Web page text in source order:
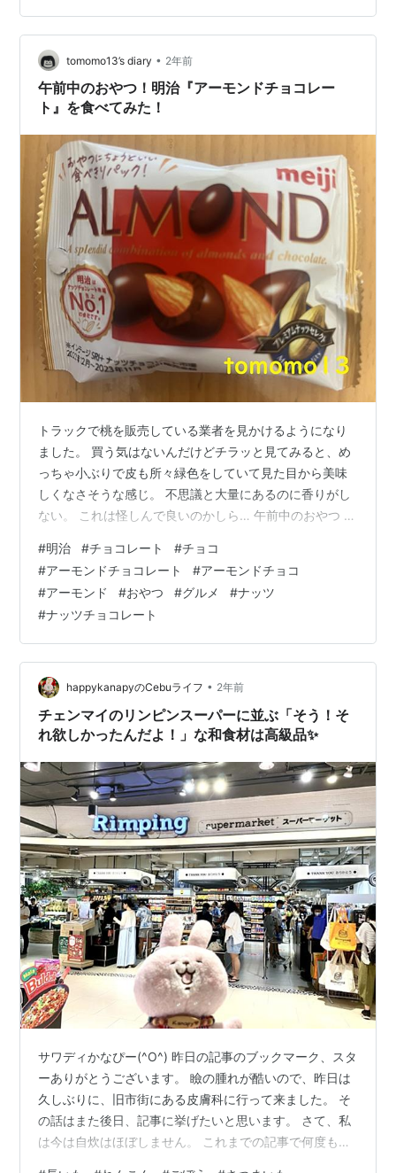
ドの香ばしい食感が楽しめるチョコレートです。 税込み
258円。 袋タイプも食べています↓ www.tomo-
diary.com原材…
tomomo13’s diary • 2年前
午前中のおやつ！明治『アーモンドチョコレー
ト』を食べてみた！
トラックで桃を販売している業者を見かけるようになり
ました。 買う気はないんだけどチラッと見てみると、め
っちゃ小ぶりで皮も所々緑色をしていて見た目から美味
しくなさそうな感じ。 不思議と大量にあるのに香りがし
ない。 これは怪しんで良いのかしら… 午前中のおやつ 明
良かった… 週末の午前中のおやつが無かったから一安
心。笑 チョコレートのお菓子も段々と値段が上がりす
ぎ。 そこは許せない。 『アーモンドチョコレート』は直
火ロースト製法でカリッと香ばしくローストしたアーモ
ンドにチョコレートをコーティングしました。 税込み
135円。 裏面。 製造者は明治。…
#明治 #チョコレート #チョコ
#アーモンドチョコレート #アーモンドチョコ
#アーモンド #おやつ #グルメ #ナッツ
#ナッツチョコレート
happykanapyのCebuライフ • 2年前
チェンマイのリンピンスーパーに並ぶ「そう！そ
れ欲しかったんだよ！」な和食材は高級品✨
サワディかなぴー(^O^) 昨日の記事のブックマーク、スタ
ーありがとうございます。 瞼の腫れが酷いので、昨日は
久しぶりに、旧市街にある皮膚科に行って来ました。 そ
の話はまた後日、記事に挙げたいと思います。 さて、私
は今は自炊はほぼしません。 これまでの記事で何度も書